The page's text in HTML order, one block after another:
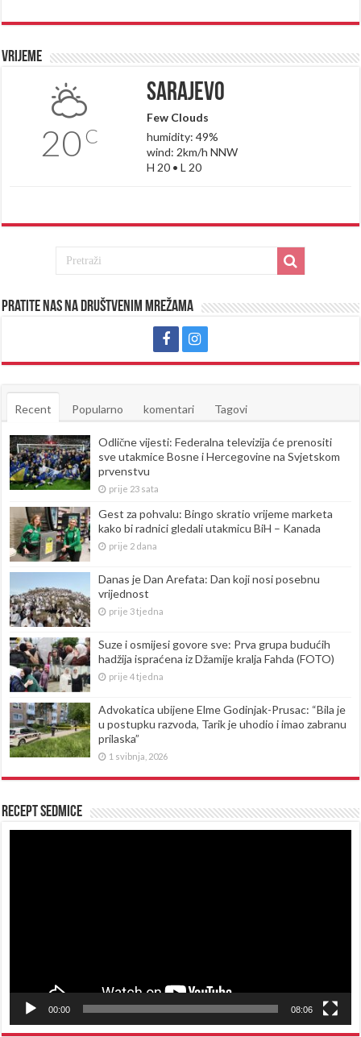
Vrijeme
20 C
Sarajevo
Few Clouds
humidity: 49%
wind: 2km/h NNW
H 20 • L 20
Pratite nas na društvenim mrežama
Recent Popularno komentari Tagovi
Odlične vijesti: Federalna televizija će prenositi
sve utakmice Bosne i Hercegovine na Svjetskom
prvenstvu
prije 23 sata
Gest za pohvalu: Bingo skratio vrijeme marketa
kako bi radnici gledali utakmicu BiH – Kanada
prije 2 dana
Danas je Dan Arefata: Dan koji nosi posebnu
vrijednost
prije 3 tjedna
Suze i osmijesi govore sve: Prva grupa budućih
hadžija ispraćena iz Džamije kralja Fahda (FOTO)
prije 4 tjedna
Advokatica ubijene Elme Godinjak-Prusac: “Bila je
u postupku razvoda, Tarik je uhodio i imao zabranu
prilaska”
1 svibnja, 2026
Recept sedmice
00:00 08:06